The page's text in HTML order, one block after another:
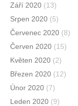
Září 2020 (13)
Srpen 2020 (5)
Červenec 2020 (8)
Červen 2020 (15)
Květen 2020 (2)
Březen 2020 (12)
Únor 2020 (7)
Leden 2020 (9)